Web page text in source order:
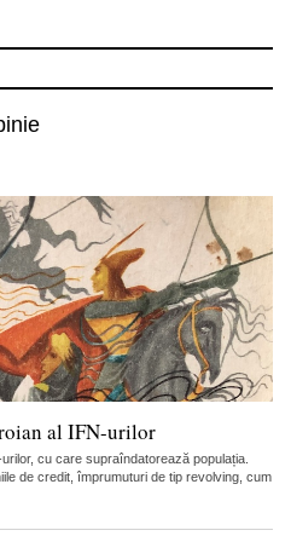
al IFN-urilor
cu care supraîndatorează populația.
de credit, împrumuturi de tip revolving, cum